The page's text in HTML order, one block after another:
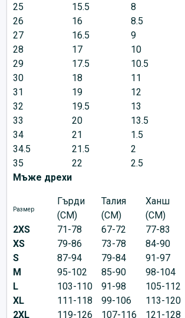
25
15.5
8
26
16
8.5
27
16.5
9
28
17
10
29
17.5
10.5
30
18
11
31
19
12
32
19.5
13
33
20
13.5
34
21
1.5
34.5
21.5
2
35
22
2.5
Мъже дрехи
Размер
Гърди
(CM)
Талия
(CM)
Ханш
(CM)
2XS
71-78 67-72
77-83
XS
79-86 73-78
84-90
S
87-94 79-84
91-97
M
95-102 85-90
98-104
L
103-110 91-98
105-112
XL
111-118 99-106
113-120
2XL
119-126 107-116 121-128